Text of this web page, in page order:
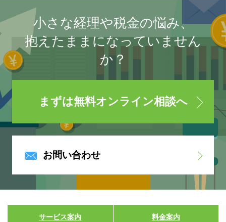
小さな経理や税金の悩み、
抱えたままになっていません
か？
まずは無料オンライン相談へ
お問い合わせ
サービス案内 料金案内